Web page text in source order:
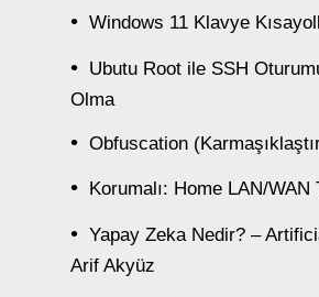
Windows 11 Klavye
Ubutu Root ile SSH
Olma
Obfuscation
Korumalı: Home LAN/WAN
Yapay Zeka Nedir? –
Arif Akyüz